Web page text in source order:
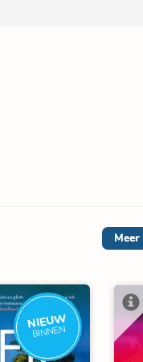
Meer
NIEUW
BINNEN